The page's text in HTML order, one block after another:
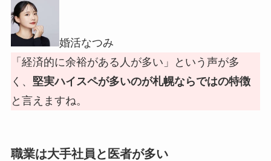
婚活なつみ
「経済的に余裕がある人が多い」という声が多
く、 堅実ハイスペが多いのが札幌ならではの特徴
と言えますね。
職業は大手社員と医者が多い